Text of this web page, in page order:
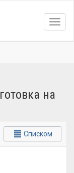
на
Списком